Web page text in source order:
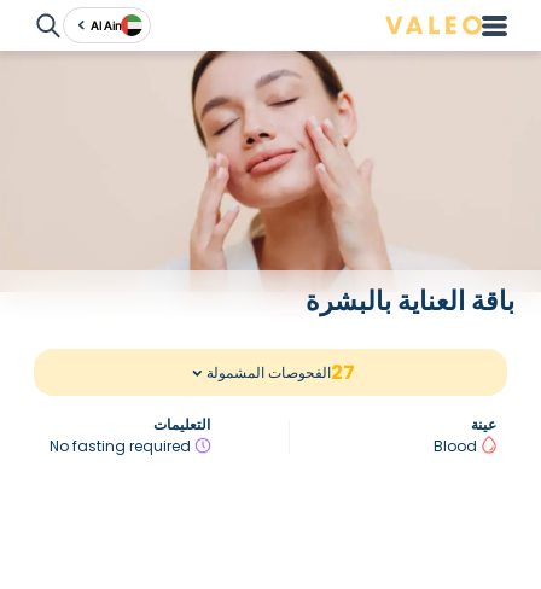
Al Ain
باقة العناية بالبشرة
27الفحوصات المشمولة
عينة
Blood
التعليمات
No fasting required